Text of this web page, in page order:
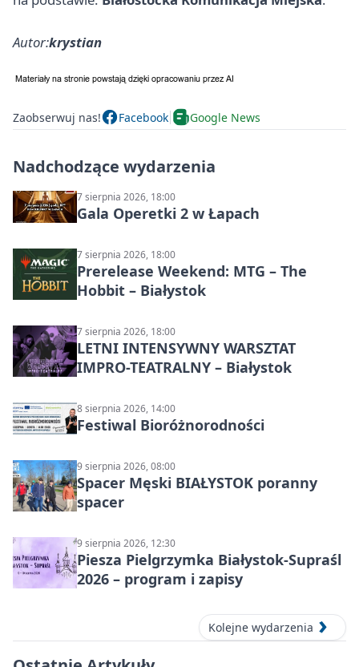
Autor:krystian
Zaobserwuj nas! Facebook Google News
Nadchodzące wydarzenia
7 sierpnia 2026, 18:00
Gala Operetki 2 w Łapach
7 sierpnia 2026, 18:00
Prerelease Weekend: MTG – The
Hobbit – Białystok
7 sierpnia 2026, 18:00
LETNI INTENSYWNY WARSZTAT
IMPRO-TEATRALNY – Białystok
8 sierpnia 2026, 14:00
Festiwal Bioróżnorodności
9 sierpnia 2026, 08:00
Spacer Męski BIAŁYSTOK poranny
spacer
9 sierpnia 2026, 12:30
Piesza Pielgrzymka Białystok-Supraśl
2026 – program i zapisy
Kolejne wydarzenia